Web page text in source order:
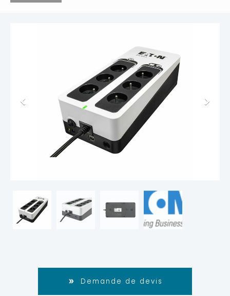
Demande de devis